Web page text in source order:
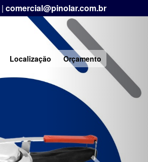
| comercial@pinolar.com.br
Localização Orçamento